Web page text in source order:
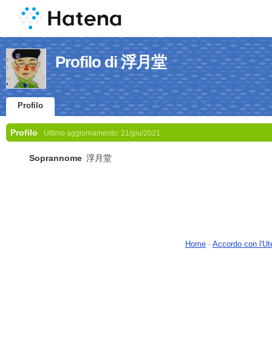
Profilo di 浮月堂
Profilo
Profilo Ultimo aggiornamento: 21/giu/2021
Soprannome 浮月堂
Home - Accordo con